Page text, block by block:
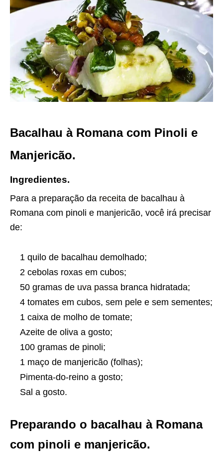
Bacalhau à Romana com Pinoli e
Manjericão.
Ingredientes.
Para a preparação da receita de bacalhau à
Romana com pinoli e manjericão, você irá precisar
de:
1 quilo de bacalhau demolhado;
2 cebolas roxas em cubos;
50 gramas de uva passa branca hidratada;
4 tomates em cubos, sem pele e sem sementes;
1 caixa de molho de tomate;
Azeite de oliva a gosto;
100 gramas de pinoli;
1 maço de manjericão (folhas);
Pimenta-do-reino a gosto;
Sal a gosto.
Preparando o bacalhau à Romana
com pinoli e manjericão.